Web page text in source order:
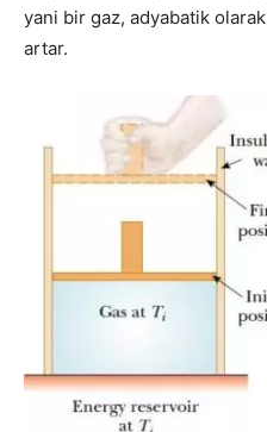
yani bir gaz, adyabatik olarak
artar.